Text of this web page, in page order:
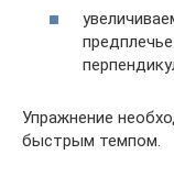
Упражнение
быстрым темпом.